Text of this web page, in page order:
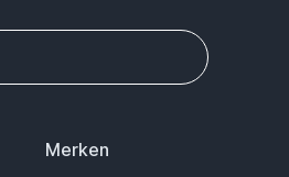
Merken